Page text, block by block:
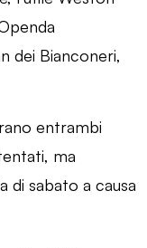
dei Bianconeri,
entrambi
ma
di sabato a causa